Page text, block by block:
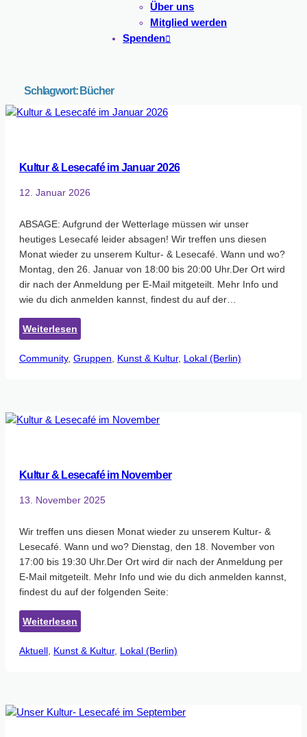
Über uns
Mitglied werden
Spenden
Schlagwort: Bücher
Kultur & Lesecafé im Januar 2026
12. Januar 2026
ABSAGE: Aufgrund der Wetterlage müssen wir unser
heutiges Lesecafé leider absagen! Wir treffen uns diesen
Monat wieder zu unserem Kultur- & Lesecafé. Wann und wo?
Montag, den 26. Januar von 18:00 bis 20:00 Uhr.Der Ort wird
dir nach der Anmeldung per E-Mail mitgeteilt. Mehr Info und
wie du dich anmelden kannst, findest du auf der…
Weiterlesen
Kultur
&
2026
Community, Gruppen Kunst & Kultur, Lokal (Berlin)
Kultur & Lesecafé im November
13. November 2025
Wir treffen uns diesen Monat wieder zu unserem Kultur- &
Lesecafé. Wann und wo? Dienstag, den 18. November von
17:00 bis 19:30 Uhr.Der Ort wird dir nach der Anmeldung per
E-Mail mitgeteilt. Mehr Info und wie du dich anmelden kannst,
findest du auf der folgenden Seite:
Weiterlesen
Kultur
&
Aktuell Kunst & Kultur, Lokal (Berlin)